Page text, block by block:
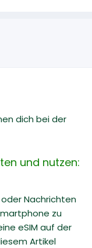
dich bei der
und nutzen:
Nachrichten
zu
eSIM auf der
Artikel